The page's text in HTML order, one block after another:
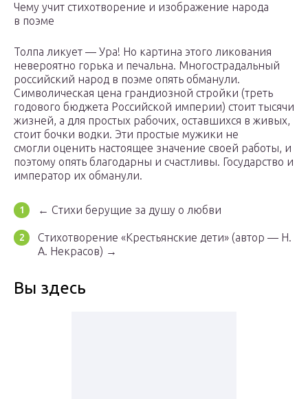
Чему учит стихотворение и изображение народа
в поэме
Толпа ликует — Ура! Но картина этого ликования
невероятно горька и печальна. Многострадальный
российский народ в поэме опять обманули.
Символическая цена грандиозной стройки (треть
годового бюджета Российской империи) стоит тысячи
жизней, а для простых рабочих, оставшихся в живых,
стоит бочки водки. Эти простые мужики не
смогли оценить настоящее значение своей работы, и
поэтому опять благодарны и счастливы. Государство и
император их обманули.
← Стихи берущие за душу о любви
Стихотворение «Крестьянские дети» (автор — Н.
А. Некрасов) →
Вы здесь